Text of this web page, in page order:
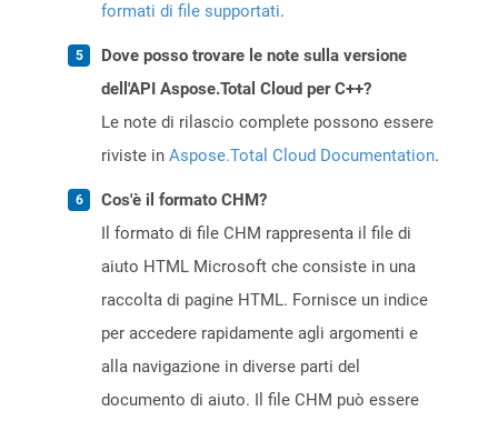
formati di file supportati.
Dove posso trovare le note sulla versione
dell'API Aspose.Total Cloud per C++?
Le note di rilascio complete possono essere
riviste in Aspose.Total Cloud Documentation.
Cos'è il formato CHM?
Il formato di file CHM rappresenta il file di
aiuto HTML Microsoft che consiste in una
raccolta di pagine HTML. Fornisce un indice
per accedere rapidamente agli argomenti e
alla navigazione in diverse parti del
documento di aiuto. Il file CHM può essere